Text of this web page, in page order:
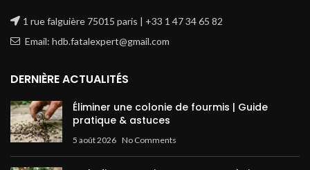
1 rue falguière 75015 paris | +33 1 47 34 65 82
Email: hdb.fatalexpert@gmail.com
DERNIÈRE ACTUALITÉS
Éliminer une colonie de fourmis | Guide
pratique & astuces
5 août 2026 No Comments